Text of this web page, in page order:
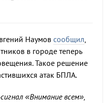
Наумов сообщил,
в городе теперь
Такое решение
атак БПЛА.
«Внимание всем»,